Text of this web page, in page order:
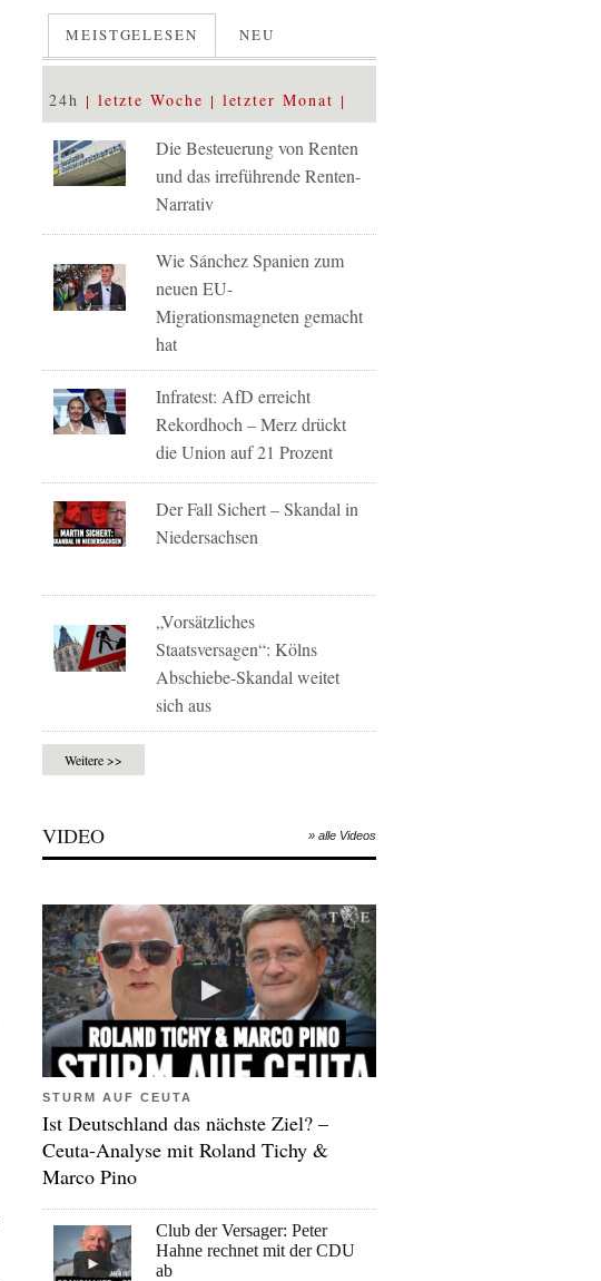
MEISTGELESEN NEU
24h letzte Woche letzter Monat
Die Besteuerung von Renten
und das irreführende Renten-
Narrativ
Wie Sánchez Spanien zum
neuen EU-
Migrationsmagneten gemacht
hat
Infratest: AfD erreicht
Rekordhoch – Merz drückt
die Union auf 21 Prozent
Der Fall Sichert – Skandal in
Niedersachsen
„Vorsätzliches
Staatsversagen“: Kölns
Abschiebe-Skandal weitet
sich aus
Weitere >>
VIDEO » alle Videos
STURM AUF CEUTA
Ist Deutschland das nächste Ziel? –
Ceuta-Analyse mit Roland Tichy &
Marco Pino
Club der Versager: Peter
Hahne rechnet mit der CDU
ab